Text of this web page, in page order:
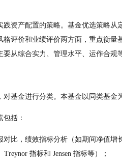
资产配置的策略。基金优选策略从
评价和业绩评价两方面，重点衡量
从综合实力、管理水平、运作合规
基金进行分类。本基金以同类基金
括：
比，绩效指标分析（如期间净值增
指标和 Jensen 指标等）；